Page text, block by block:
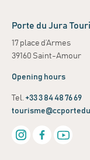
Porte du Jura
17 place d’Armes
39160 Saint-Amour
Opening hours
Tel. +33 3 84 48 76 69